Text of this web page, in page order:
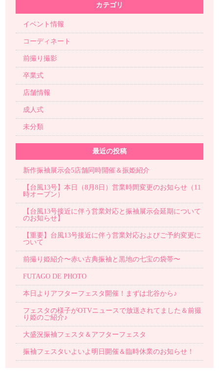
カテゴリ
イベント情報
コーディネート
前撮り撮影
卒業式
店舗情報
成人式
未分類
最近の投稿
新作振袖展示会5店舗同時開催＆振姫紹介
【台風13号】本日（8月8日）営業時間変更のお知らせ（11
時オープン）
【台風13号接近に伴う営業対応と振袖展示会延期について
のお知らせ】
【重要】台風13号接近に伴う営業対応およびご予約変更に
ついて
前撮り姫紹介〜赤い古典振袖と黒地の七宝の袋帯〜
FUTAGO DE PHOTO
本日よりアフターフェスタ開催！まずは北谷から♪
フェスタの様子がOTVニュースで放送されてました＆前撮
り姫のご紹介♪
大盛況振袖フェスタ＆アフターフェスタ
振袖フェスタいよいよ明日開催＆臨時休業のお知らせ！